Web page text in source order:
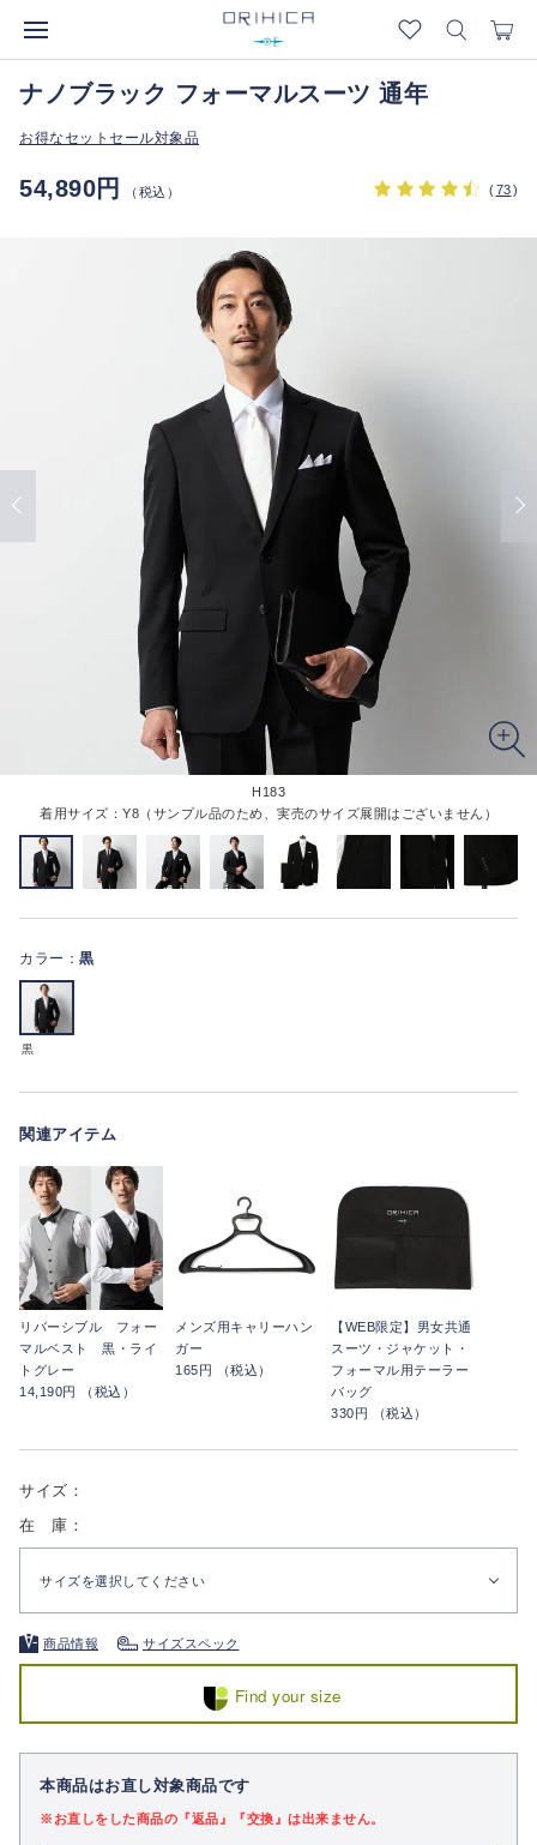
ナノブラック フォーマルスーツ 通年
お得なセットセール対象品
54,890円 （税込） (73)
H183
着用サイズ：Y8（サンプル品のため、実売のサイズ展開はございません）
カラー： 黒
黒
関連アイテム
リバーシブル フォー
マルベスト 黒・ライ
トグレー
14,190円 （税込）
メンズ用キャリーハン
ガー
165円 （税込）
【WEB限定】男女共通
スーツ・ジャケット・
フォーマル用テーラー
バッグ
330円 （税込）
サイズ：
在 庫：
サイズを選択してください
商品情報 サイズスペック
Find your size
本商品はお直し対象商品です
※お直しをした商品の『返品』『交換』は出来ません。